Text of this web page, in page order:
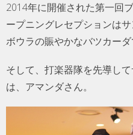
2014年に開催された第一回
ープニングレセプションは
ボウラの賑やかなバツカーダ
そして、打楽器隊を先導し
は、アマンダさん。